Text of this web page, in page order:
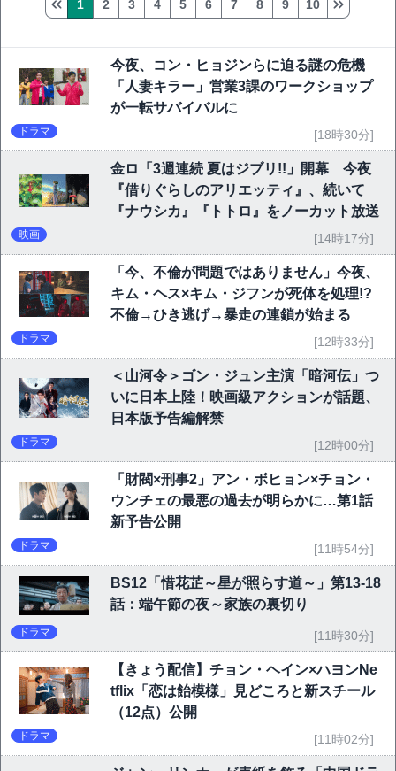
1 2 3 4 5 6 7 8 9 10
今夜、コン・ヒョジンらに迫る謎の危機
「人妻キラー」営業3課のワークショップ
が一転サバイバルに
ドラマ [18時30分]
金ロ「3週連続 夏はジブリ!!」開幕 今夜
『借りぐらしのアリエッティ』、続いて
『ナウシカ』『トトロ』をノーカット放送
映画 [14時17分]
「今、不倫が問題ではありません」今夜、
キム・ヘス×キム・ジフンが死体を処理!?
不倫→ひき逃げ→暴走の連鎖が始まる
ドラマ [12時33分]
＜山河令＞ゴン・ジュン主演「暗河伝」つ
いに日本上陸！映画級アクションが話題、
日本版予告編解禁
ドラマ [12時00分]
「財閥×刑事2」アン・ボヒョン×チョン・
ウンチェの最悪の過去が明らかに…第1話
新予告公開
ドラマ [11時54分]
BS12「惜花芷～星が照らす道～」第13-18
話：端午節の夜～家族の裏切り
ドラマ [11時30分]
【きょう配信】チョン・ヘイン×ハヨンNe
tflix「恋は飴模様」見どころと新スチール
（12点）公開
ドラマ [11時02分]